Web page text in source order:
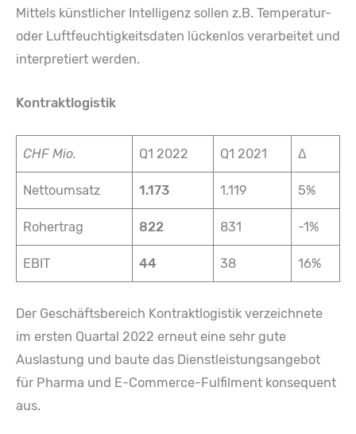
Mittels künstlicher Intelligenz sollen z.B. Temperatur-
oder Luftfeuchtigkeitsdaten lückenlos verarbeitet und
interpretiert werden.
Kontraktlogistik
CHF Mio. Q1 2022 Q1 2021 Δ
Nettoumsatz 1.173 1.119 5%
Rohertrag 822 831 -1%
EBIT 44 38 16%
Der Geschäftsbereich Kontraktlogistik verzeichnete
im ersten Quartal 2022 erneut eine sehr gute
Auslastung und baute das Dienstleistungsangebot
für Pharma und E-Commerce-Fulfilment konsequent
aus.